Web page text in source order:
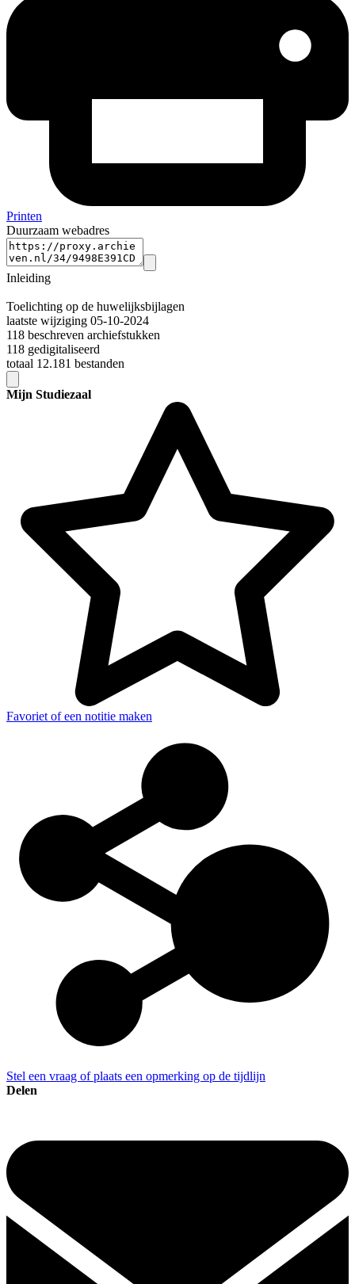
Printen
Duurzaam webadres
Inleiding
Toelichting op de huwelijksbijlagen
laatste wijziging 05-10-2024
118 beschreven archiefstukken
118 gedigitaliseerd
totaal 12.181 bestanden
Mijn Studiezaal
Favoriet of een notitie maken
Stel een vraag of plaats een opmerking op de tijdlijn
Delen